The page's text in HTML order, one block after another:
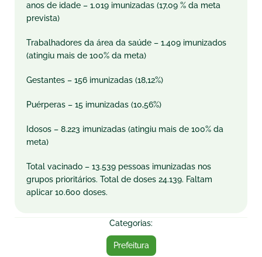
anos de idade – 1.019 imunizadas (17,09 % da meta
prevista)
Trabalhadores da área da saúde – 1.409 imunizados
(atingiu mais de 100% da meta)
Gestantes – 156 imunizadas (18,12%)
Puérperas – 15 imunizadas (10,56%)
Idosos – 8.223 imunizadas (atingiu mais de 100% da
meta)
Total vacinado – 13.539 pessoas imunizadas nos
grupos prioritários. Total de doses 24.139. Faltam
aplicar 10.600 doses.
Categorias:
Prefeitura